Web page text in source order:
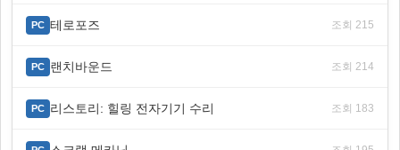
PC 테로포즈 조회 215
PC 랜치바운드 조회 214
PC 리스토리: 힐링 전자기기 수리 조회 183